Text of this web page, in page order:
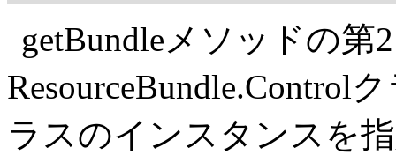
getBundleメソッドの第
ResourceBundle.Control
ラスのインスタンスを